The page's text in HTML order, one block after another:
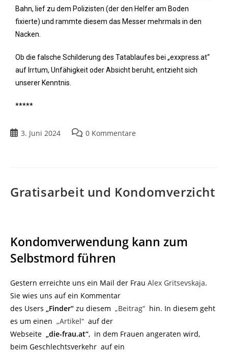
Bahn, lief zu dem Polizisten (der den Helfer am Boden
fixierte) und rammte diesem das Messer mehrmals in den
Nacken.
Ob die falsche Schilderung des Tatablaufes bei „exxpress.at“
auf Irrtum, Unfähigkeit oder Absicht beruht, entzieht sich
unserer Kenntnis.
*****
3. Juni 2024 0 Kommentare
Gratisarbeit und Kondomverzicht
Kondomverwendung kann zum
Selbstmord führen
Gestern erreichte uns ein Mail der Frau Alex Gritsevskaja.
Sie wies uns auf ein Kommentar
des Users
„Finder“ zu diesem „Beitrag“ hin. In diesem geht
es um einen „Artikel“ auf der
Webseite
„die-frau.at“, in dem Frauen angeraten wird,
beim Geschlechtsverkehr auf ein